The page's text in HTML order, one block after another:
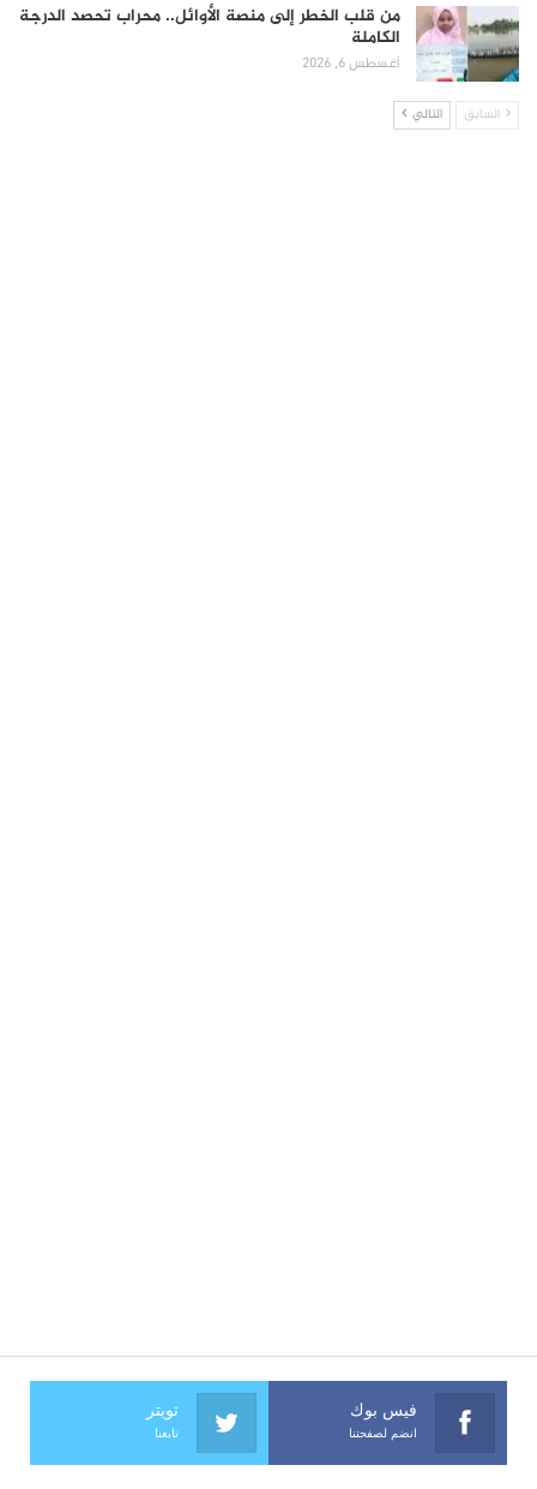
من قلب الخطر إلى منصة الأوائل.. محراب تحصد الدرجة
الكاملة
أغسطس 6, 2026
السابق التالي
فيس بوك
انضم لصفحتنا
تويتر
تابعنا